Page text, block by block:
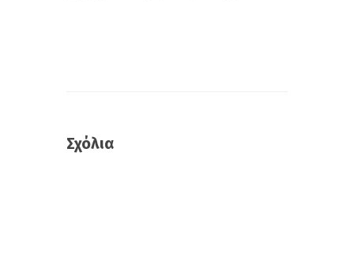
Σχόλια